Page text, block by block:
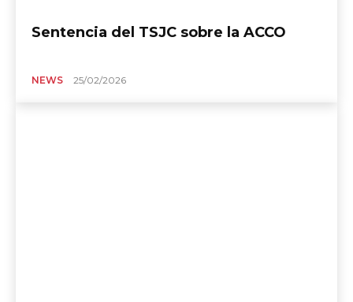
Sentencia del TSJC sobre la ACCO
NEWS 25/02/2026